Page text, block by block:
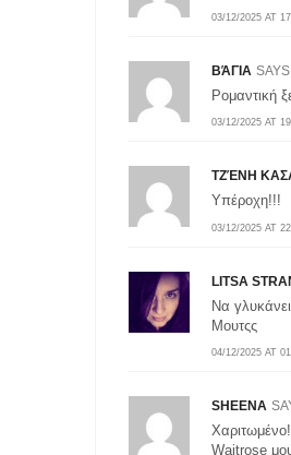
03/12/2025 AT
ΒΆΓΙΑ
03/12/2025 AT
Ρομαντική
ΤΖΈΝΗ
03/12/2025 AT
Υπέροχη!!!
LITSA
04/12/2025 AT
Να
Μουτςς
SHEENA
Waitrose μου